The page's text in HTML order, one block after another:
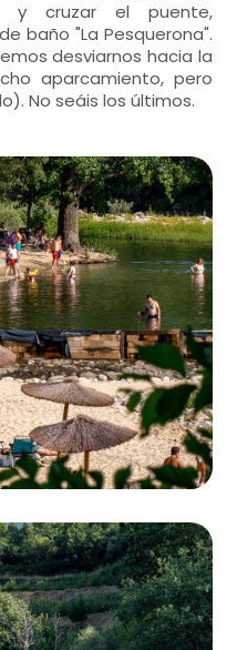
y cruzar el puente,
baño "La Pesquerona".
desviarnos hacia la
aparcamiento, pero
No seáis los últimos.